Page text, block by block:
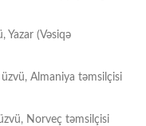
Yazar (Vəsiqə
Almaniya təmsilçisi
Norveç təmsilçisi